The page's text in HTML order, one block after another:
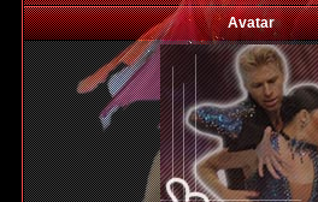
Avatar